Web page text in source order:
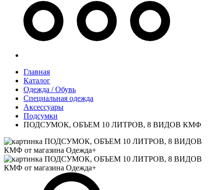
Главная
Каталог
Одежда / Обувь
Специальная одежда
Аксессуары
Подсумки
ПОДСУМОК, ОБЪЕМ 10 ЛИТРОВ, 8 ВИДОВ КМФ